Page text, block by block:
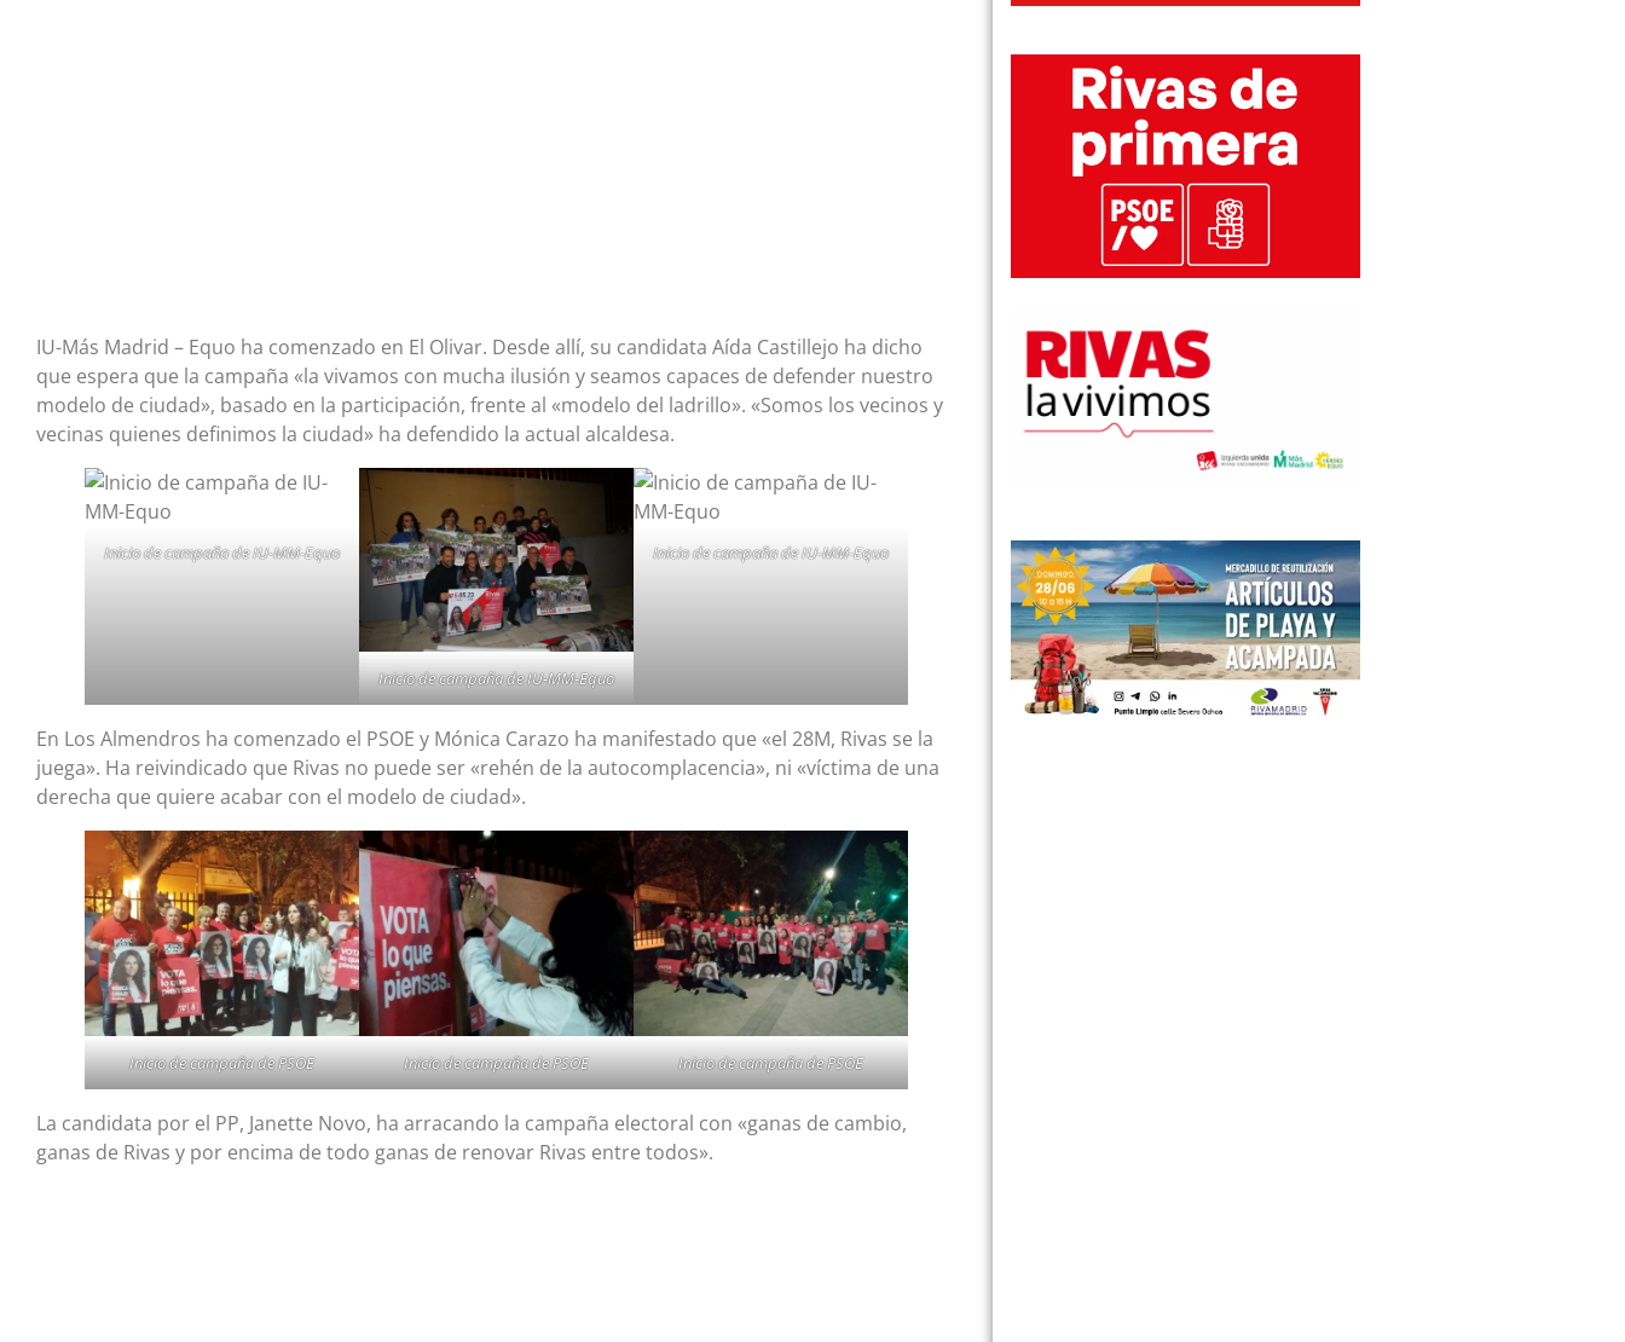
IU-Más Madrid – Equo ha comenzado en El Olivar. Desde allí, su candidata Aída Castillejo ha dicho
que espera que la campaña «la vivamos con mucha ilusión y seamos capaces de defender nuestro
modelo de ciudad», basado en la participación, frente al «modelo del ladrillo». «Somos los vecinos y
vecinas quienes definimos la ciudad» ha defendido la actual alcaldesa.
Inicio de campaña de IU-MM-Equo
Inicio de campaña de IU-MM-Equo
Inicio de campaña de IU-MM-Equo
En Los Almendros ha comenzado el PSOE y Mónica Carazo ha manifestado que «el 28M, Rivas se la
juega». Ha reivindicado que Rivas no puede ser «rehén de la autocomplacencia», ni «víctima de una
derecha que quiere acabar con el modelo de ciudad».
Inicio de campaña de PSOE Inicio de campaña de PSOE Inicio de campaña de PSOE
La candidata por el PP, Janette Novo, ha arracando la campaña electoral con «ganas de cambio,
ganas de Rivas y por encima de todo ganas de renovar Rivas entre todos».